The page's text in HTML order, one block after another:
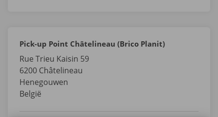
Pick-up Point Châtelineau (Brico Planit)
Rue Trieu Kaisin 59
6200 Châtelineau
Henegouwen
België